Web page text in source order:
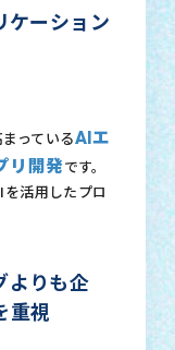
ケーション
っているAIエ
リ開発です。
活用したプロ
よりも企
重視